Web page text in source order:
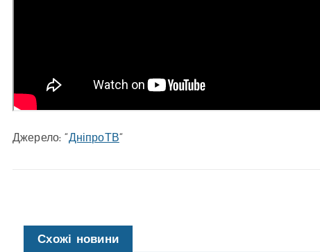
Джерело: “ДніпроТВ“
Схожі новини